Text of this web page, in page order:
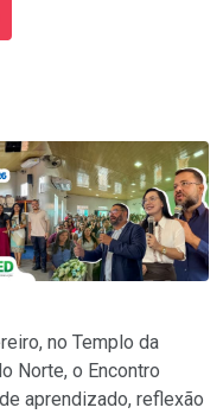
Mídias
no Templo da
Norte, o Encontro
aprendizado, reflexão